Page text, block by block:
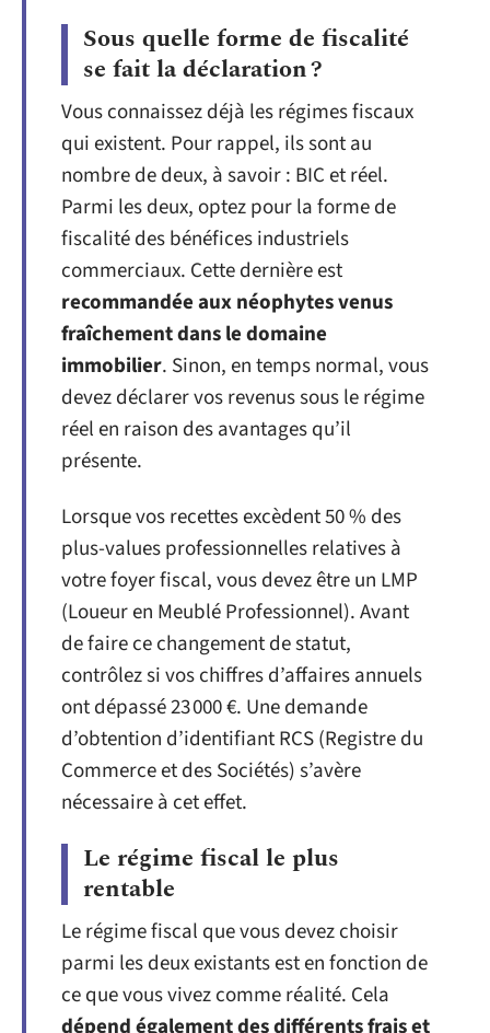
Sous quelle forme de fiscalité
se fait la déclaration ?
Vous connaissez déjà les régimes fiscaux
qui existent. Pour rappel, ils sont au
nombre de deux, à savoir : BIC et réel.
Parmi les deux, optez pour la forme de
fiscalité des bénéfices industriels
commerciaux. Cette dernière est
recommandée aux néophytes venus
fraîchement dans le domaine
immobilier. Sinon, en temps normal, vous
devez déclarer vos revenus sous le régime
réel en raison des avantages qu’il
présente.
Lorsque vos recettes excèdent 50 % des
plus-values professionnelles relatives à
votre foyer fiscal, vous devez être un LMP
(Loueur en Meublé Professionnel). Avant
de faire ce changement de statut,
contrôlez si vos chiffres d’affaires annuels
ont dépassé 23 000 €. Une demande
d’obtention d’identifiant RCS (Registre du
Commerce et des Sociétés) s’avère
nécessaire à cet effet.
Le régime fiscal le plus
rentable
Le régime fiscal que vous devez choisir
parmi les deux existants est en fonction de
ce que vous vivez comme réalité. Cela
dépend également des différents frais et